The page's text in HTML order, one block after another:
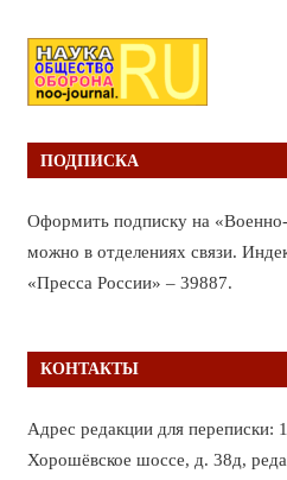
ПОДПИСКА
Оформить подписку на
можно в отделениях связи.
«Пресса России» – 39887.
КОНТАКТЫ
Адрес редакции для переписки:
Хорошёвское шоссе, д. 38д,